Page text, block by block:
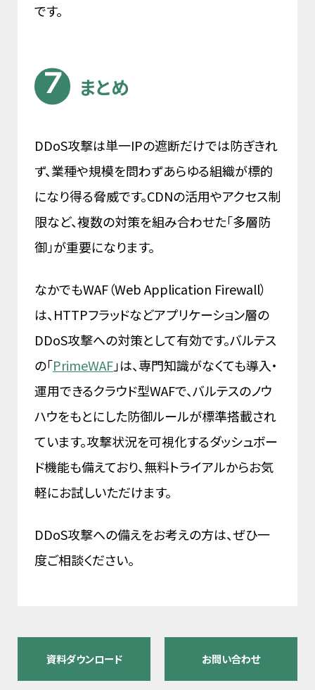
です。
まとめ
DDoS攻撃は単一IPの遮断だけでは防ぎきれ
ず、業種や規模を問わずあらゆる組織が標的
になり得る脅威です。CDNの活用やアクセス制
限など、複数の対策を組み合わせた「多層防
御」が重要になります。
なかでもWAF（Web Application Firewall）
は、HTTPフラッドなどアプリケーション層の
DDoS攻撃への対策として有効です。バルテス
の「PrimeWAF」は、専門知識がなくても導入・
運用できるクラウド型WAFで、バルテスのノウ
ハウをもとにした防御ルールが標準搭載され
ています。攻撃状況を可視化するダッシュボー
ド機能も備えており、無料トライアルからお気
軽にお試しいただけます。
DDoS攻撃への備えをお考えの方は、ぜひ一
度ご相談ください。
資料ダウンロード お問い合わせ